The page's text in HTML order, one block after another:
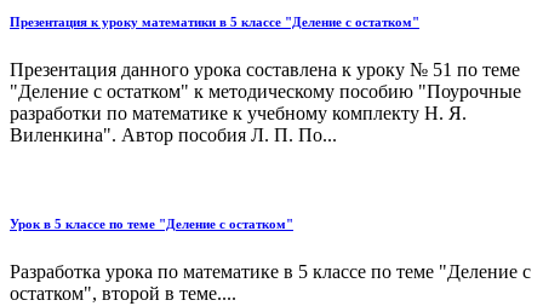
Презентация к уроку математики в 5 классе "Деление с остатком"
Презентация данного урока составлена к уроку № 51 по теме
"Деление с остатком" к методическому пособию "Поурочные
разработки по математике к учебному комплекту Н. Я.
Виленкина". Автор пособия Л. П. По...
Урок в 5 классе по теме "Деление с остатком"
Разработка урока по математике в 5 классе по теме "Деление с
остатком", второй в теме....